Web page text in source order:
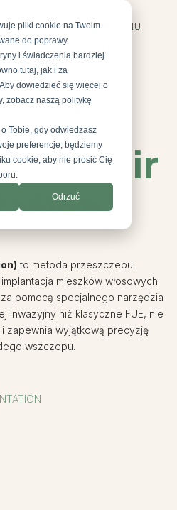
pliki cookie na Twoim
do poprawy
i świadczenia bardziej
tutaj, jak i za
dowiedzieć się więcej o
zobacz naszą politykę
Tobie, gdy odwiedzasz
preferencje, będziemy
cookie, aby nie prosić Cię
Odrzuć
MENU
Hair
to metoda przeszczepu
mieszków włosowych
pomocą specjalnego narzędzia
inwazyjny niż klasyczne FUE, nie
i zapewnia wyjątkową precyzję
wszczepu.